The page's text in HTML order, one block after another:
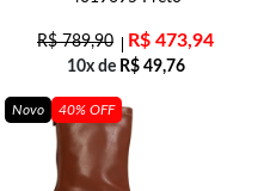
R$789,90 R$ 473,94
10x de R$49,76
Novo 40% OFF